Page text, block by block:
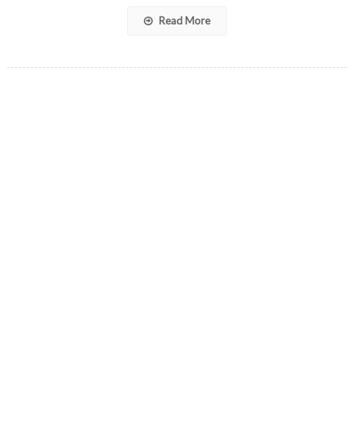
Read More